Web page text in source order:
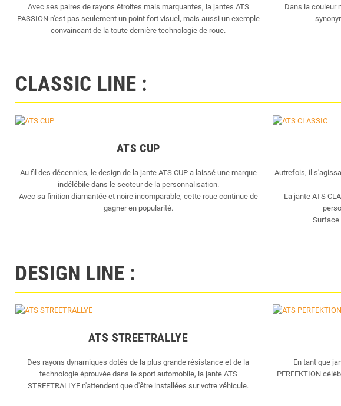
Avec ses paires de rayons étroites mais marquantes, la jantes ATS
PASSION n'est pas seulement un point fort visuel, mais aussi un exemple
convaincant de la toute dernière technologie de roue.
Dans la couleur
CLASSIC LINE :
ATS CUP
Au fil des décennies, le design de la jante ATS CUP a laissé une marque
indélébile dans le secteur de la personnalisation.
Avec sa finition diamantée et noire incomparable, cette roue continue de
gagner en popularité.
Autrefois, il
La jante ATS
Surface
DESIGN LINE :
ATS STREETRALLYE
Des rayons dynamiques dotés de la plus grande résistance et de la
technologie éprouvée dans le sport automobile, la jante ATS
STREETRALLYE n'attendent que d'être installées sur votre véhicule.
En tant que
PERFEKTION